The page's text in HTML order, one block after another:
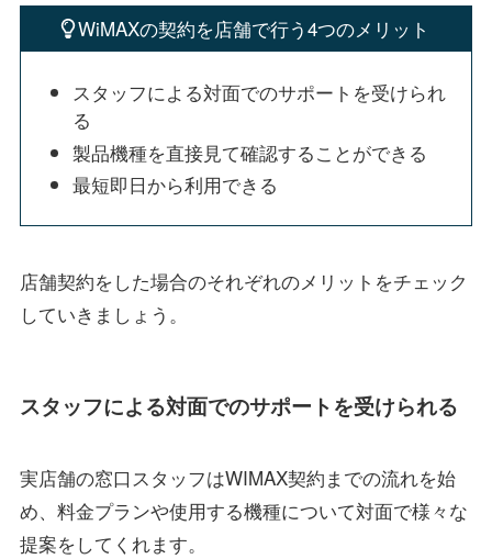
WiMAXの契約を店舗で行う4つのメリット
スタッフによる対面でのサポートを受けられ
る
製品機種を直接見て確認することができる
最短即日から利用できる
店舗契約をした場合のそれぞれのメリットをチェック
していきましょう。
スタッフによる対面でのサポートを受けられる
実店舗の窓口スタッフはWIMAX契約までの流れを始
め、料金プランや使用する機種について対面で様々な
提案をしてくれます。